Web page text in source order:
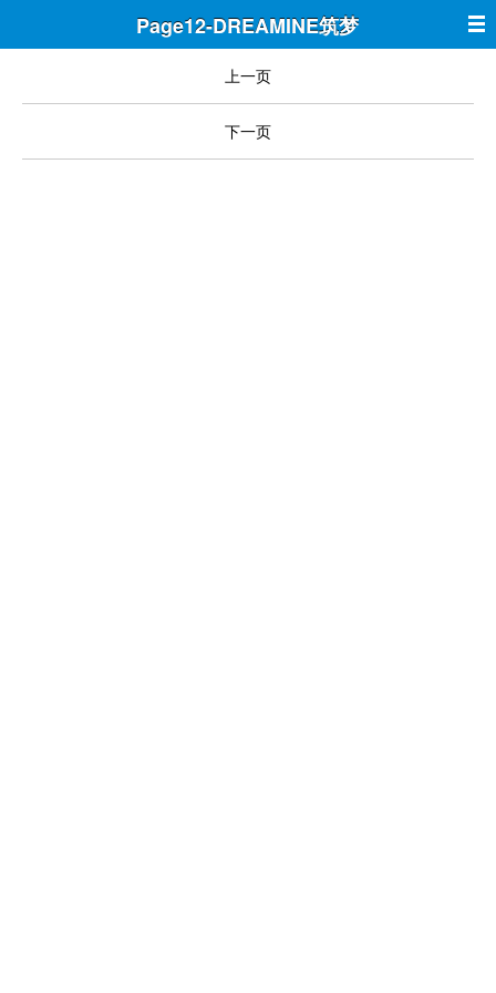
Page12-DREAMINE筑梦
上一页
下一页